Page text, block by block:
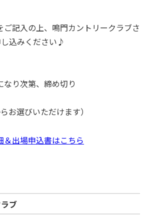
ご記入の上、鳴門カントリークラブさ
込みください♪
り次第、締め切り
お選びいただけます）
＆出場申込書はこちら
ブ